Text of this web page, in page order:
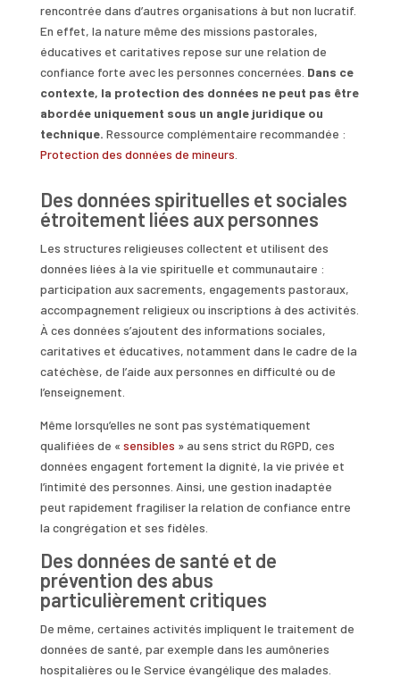
rencontrée dans d’autres organisations à but non lucratif.
En effet, la nature même des missions pastorales,
éducatives et caritatives repose sur une relation de
confiance forte avec les personnes concernées. Dans ce
contexte, la protection des données ne peut pas être
abordée uniquement sous un angle juridique ou
technique. Ressource complémentaire recommandée :
Protection des données de mineurs
Des données spirituelles et sociales
étroitement liées aux personnes
Les structures religieuses collectent et utilisent des
données liées à la vie spirituelle et communautaire :
participation aux sacrements, engagements pastoraux,
accompagnement religieux ou inscriptions à des activités.
À ces données s’ajoutent des informations sociales,
caritatives et éducatives, notamment dans le cadre de la
catéchèse, de l’aide aux personnes en difficulté ou de
l’enseignement.
Même lorsqu’elles ne sont pas systématiquement
qualifiées de « sensibles » au sens strict du RGPD, ces
données engagent fortement la dignité, la vie privée et
l’intimité des personnes. Ainsi, une gestion inadaptée
peut rapidement fragiliser la relation de confiance entre
la congrégation et ses fidèles.
Des données de santé et de
prévention des abus
particulièrement critiques
De même, certaines activités impliquent le traitement de
données de santé, par exemple dans les aumôneries
hospitalières ou le Service évangélique des malades.